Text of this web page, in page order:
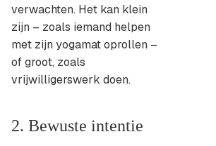
verwachten. Het kan klein
zijn – zoals iemand helpen
met zijn yogamat oprollen –
of groot, zoals
vrijwilligerswerk doen.
2. Bewuste intentie